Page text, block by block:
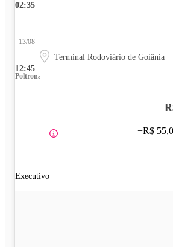
02:35
12:45
13/08
Terminal Rodoviário de Goiânia
Poltrona
Executivo
+R$